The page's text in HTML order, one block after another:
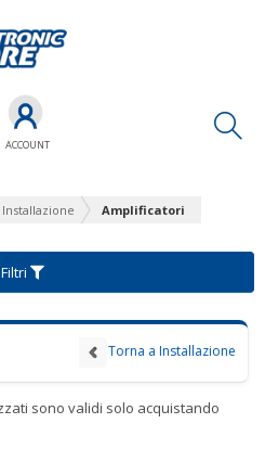
ACCOUNT
Installazione Amplificatori
Filtri
Torna a Installazione
sono validi solo acquistando